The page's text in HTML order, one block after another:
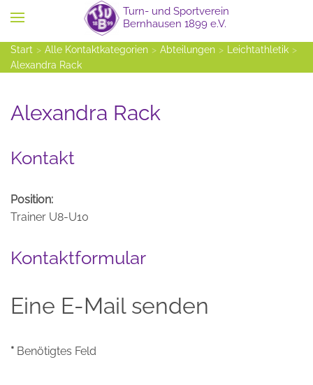
Zum Hauptinhalt springen
Start Alle Kontaktkategorien Abteilungen
Leichtathletik
Alexandra Rack
Alexandra Rack
Kontakt
Position:
Trainer U8-U10
Kontaktformular
Eine E-Mail senden
* Benötigtes Feld